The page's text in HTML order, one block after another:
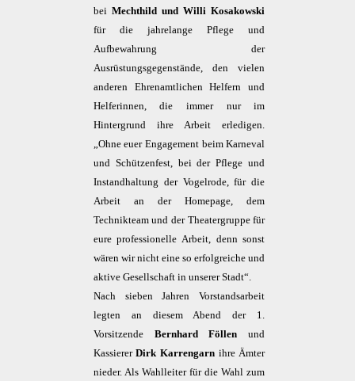
bei Mechthild und Willi Kosakowski
für die jahrelange Pflege und
Aufbewahrung der
Ausrüstungsgegenstände, den vielen
anderen Ehrenamtlichen Helfern und
Helferinnen, die immer nur im
Hintergrund ihre Arbeit erledigen.
„Ohne euer Engagement beim Karneval
und Schützenfest, bei der Pflege und
Instandhaltung der Vogelrode, für die
Arbeit an der Homepage, dem
Technikteam und der Theatergruppe für
eure professionelle Arbeit, denn sonst
wären wir nicht eine so erfolgreiche und
aktive Gesellschaft in unserer Stadt“.
Nach sieben Jahren Vorstandsarbeit
legten an diesem Abend der 1.
Vorsitzende Bernhard Föllen und
KassiererDirk Karrengarn ihre Ämter
nieder. Als Wahlleiter für die Wahl zum